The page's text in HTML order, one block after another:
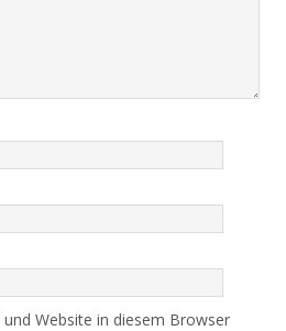
Website in diesem Browser